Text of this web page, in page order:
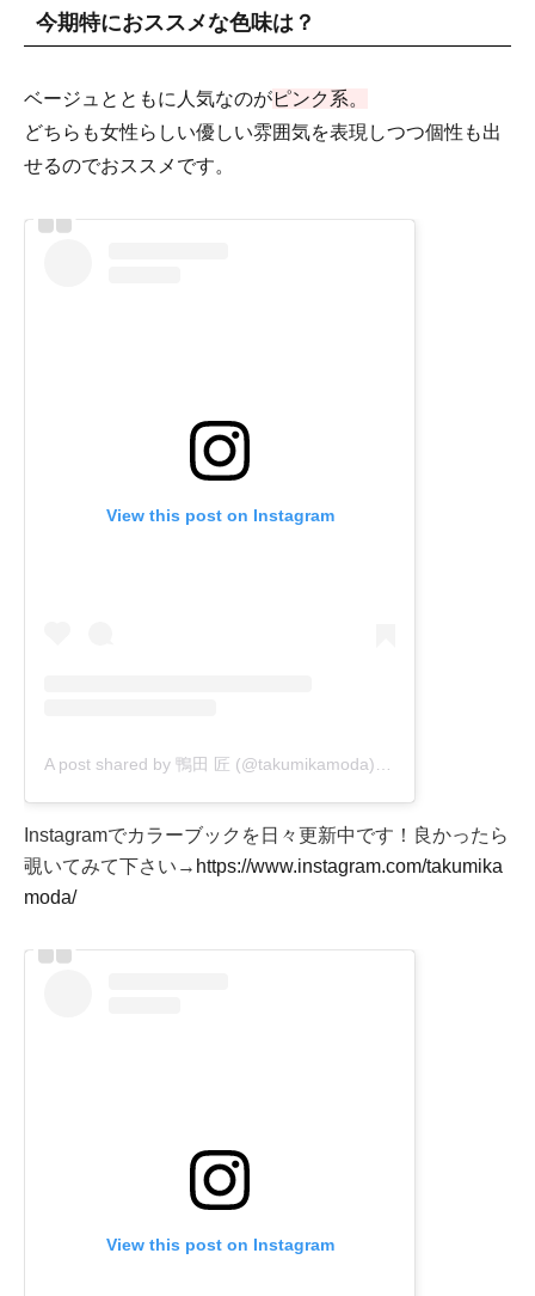
今期特におススメな色味は？
ベージュとともに人気なのがピンク系。
どちらも女性らしい優しい雰囲気を表現しつつ個性も出
せるのでおススメです。
View this post on Instagram
Instagramでカラーブックを日々更新中です！良かったら
覗いてみて下さい→ https://www.instagram.com/takumika
moda/
View this post on Instagram